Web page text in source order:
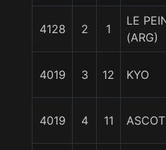
4128 2 1
LE
(ARG)
4019 3 12 KYO
4019 4 11